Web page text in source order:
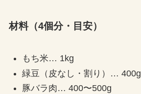
材料（4個分・目安）
もち米… 1kg
緑豆（皮なし・割り）… 400g
豚バラ肉… 400〜500g